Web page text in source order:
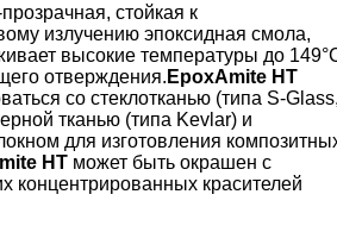
стойкая к
излучению эпоксидная смола,
высокие температуры до
отверждения. EpoxAmite HT
со стеклотканью (типа S-
тканью (типа Kevlar) и
для изготовления
HT может быть окрашен с
концентрированных красителей